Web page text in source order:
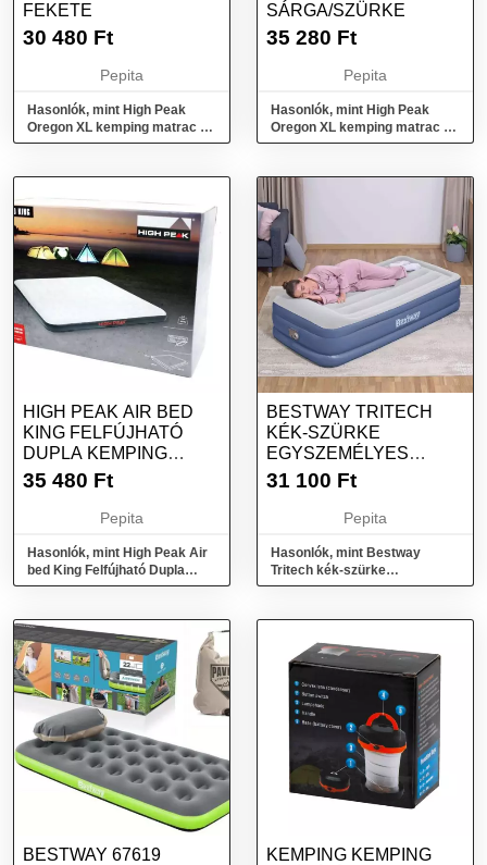
FEKETE
30 480 Ft
Pepita
Hasonlók, mint High Peak
Oregon XL kemping matrac -
Fekete
SÁRGA/SZÜRKE
35 280 Ft
Pepita
Hasonlók, mint High Peak
Oregon XL kemping matrac -
Sárga/szürke
HIGH PEAK AIR BED
KING FELFÚJHATÓ
DUPLA KEMPING
MATRAC - SZÜRKE
35 480 Ft
Pepita
Hasonlók, mint High Peak Air
bed King Felfújható Dupla
kemping matrac - Szürke
BESTWAY TRITECH
KÉK-SZÜRKE
EGYSZEMÉLYES
FELFÚJHATÓ MATRAC
31 100 Ft
Pepita
Hasonlók, mint Bestway
Tritech kék-szürke
egyszemélyes felfújható
BESTWAY 67619
KEMPING KEMPING